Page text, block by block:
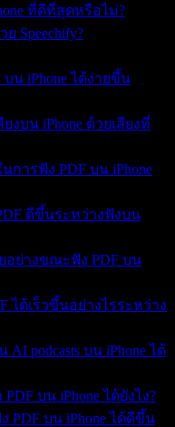
ที่ดีที่สุดหรือไม่?
Speechify?
บน iPhone ได้ง่ายขึ้น
ยงบน iPhone ด้วยเสียงที่
การฟัง PDF บน iPhone
ดีขึ้นระหว่างฟังบน
อย่างขณะฟัง PDF บน
ได้เร็วขึ้นอย่างไรระหว่าง
AI podcasts บน iPhone ได้
บน iPhone ได้ยังไง?
PDF บน iPhone ได้ดีขึ้น